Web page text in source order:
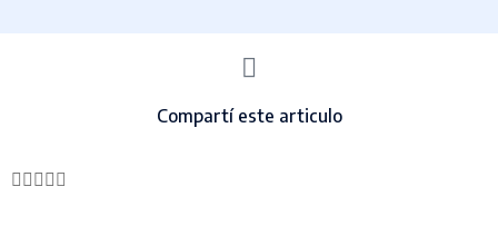
Compartí este articulo